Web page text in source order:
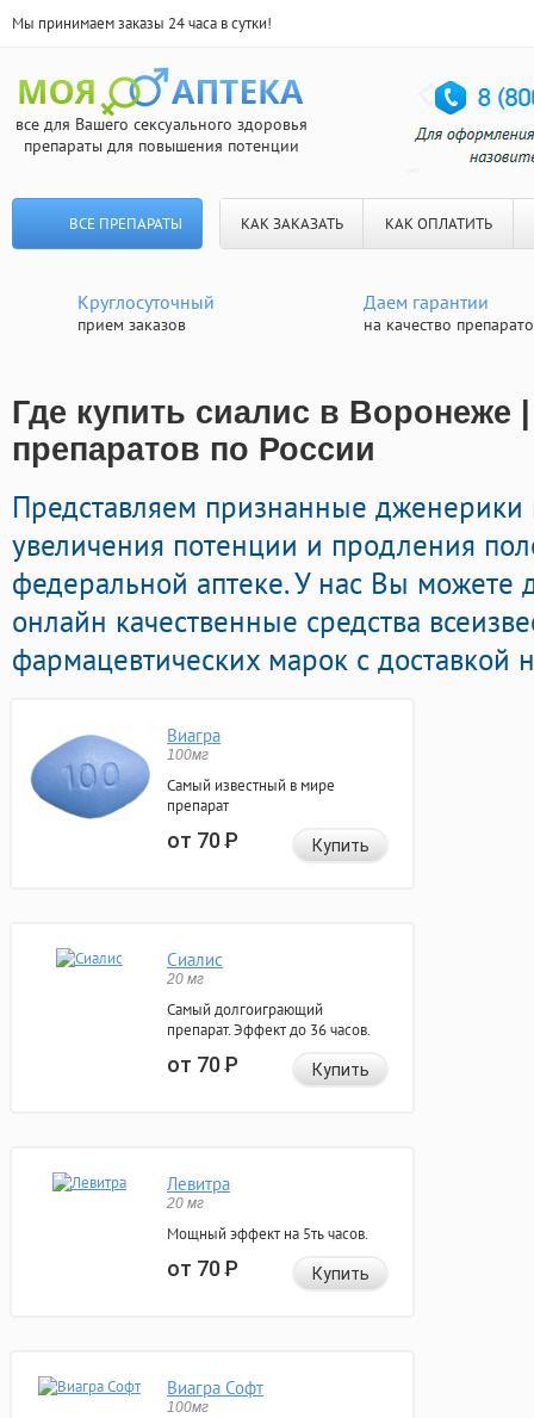
Мы принимаем заказы 24 часа в сутки!
все для Вашего сексуального здоровья
препараты для повышения потенции
ВСЕ ПРЕПАРАТЫ КАК ЗАКАЗАТЬ КАК ОПЛАТИТЬ
Круглосуточный
прием заказов
Даем гарантии
на качество
Где купить сиалис в Воронеже
препаратов по России
Представляем признанные
увеличения потенции и продления
федеральной аптеке. У нас Вы можете
онлайн качественные средства
фармацевтических марок с доставкой
Виагра
100мг
Самый известный в мире
препарат
от 70Р Купить
Сиалис
20 мг
Самый долгоиграющий
препарат. Эффект до 36 часов.
от 70Р Купить
Левитра
20 мг
Мощный эффект на 5ть часов.
от 70Р Купить
Виагра Софт
100мг